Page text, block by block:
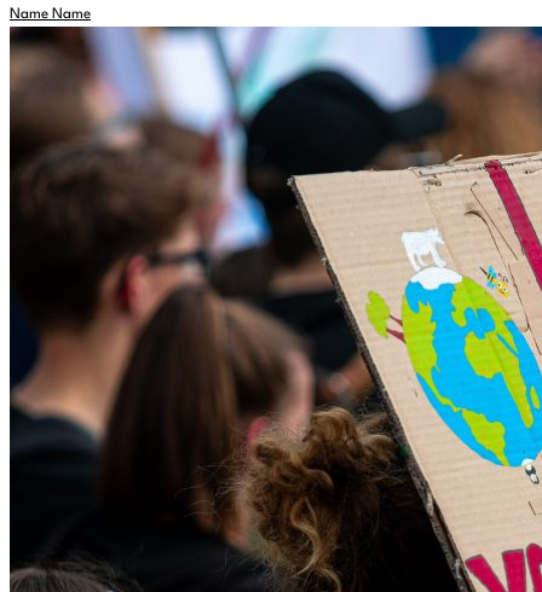
Name Name